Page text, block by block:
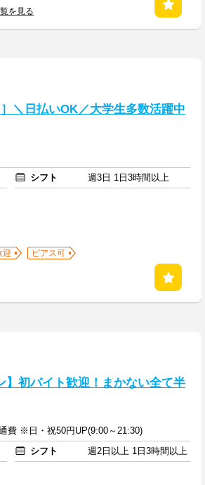
を見る
＼日払いOK／大学生多数活躍中
シフト
週3日 1日3時間以上
迎
ピアス可
】初バイト歓迎！まかない全て半
費 ※日・祝50円UP(9:00～21:30)
シフト
週2日以上 1日3時間以上